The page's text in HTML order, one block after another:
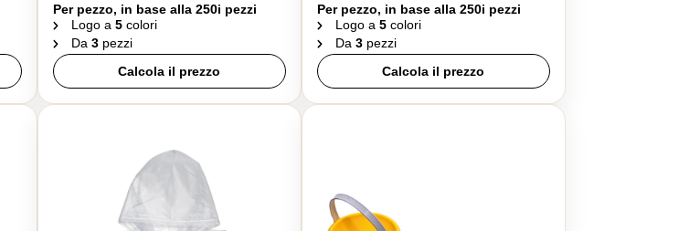
Per pezzo, in base alla 250i pezzi
Logo a 5colori
Da 3pezzi
Calcola il prezzo
Per pezzo, in base alla 250i pezzi
Logo a 5colori
Da 3pezzi
Calcola il prezzo